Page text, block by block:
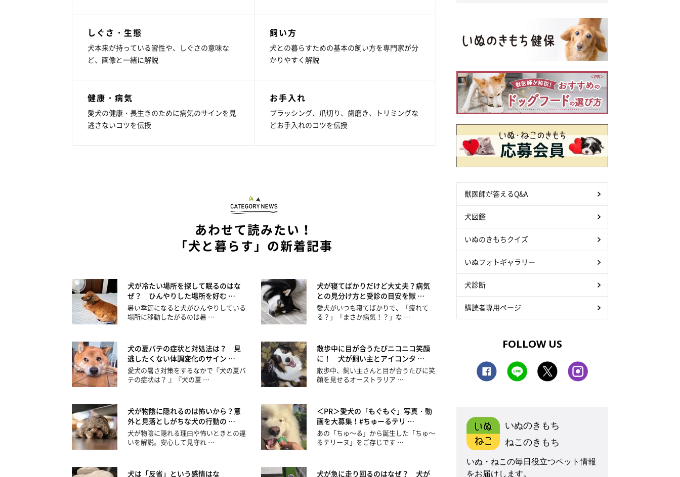
しぐさ・生態
犬本来が持っている習性や、しぐさの意味な
ど、画像と一緒に解説
飼い方
犬との暮らすための基本の飼い方を専門家が分
かりやすく解説
健康・病気
愛犬の健康・長生きのために病気のサインを見
逃さないコツを伝授
お手入れ
ブラッシング、爪切り、歯磨き、トリミングな
どお手入れのコツを伝授
あわせて読みたい！
「犬と暮らす」の新着記事
犬が冷たい場所を探して眠るのはな
ぜ？ ひんやりした場所を好む …
暑い季節になると犬がひんやりしている
場所に移動したがるのは暑 …
犬が寝てばかりだけど大丈夫？病気
との見分け方と受診の目安を獣 …
愛犬がいつも寝てばかりで、「疲れて
る？」「まさか病気！？」な …
犬の夏バテの症状と対処法は？ 見
逃したくない体調変化のサイン …
愛犬の暑さ対策をするなかで『犬の夏バ
テの症状は？ 』『犬の夏 …
散歩中に目が合うたびニコニコ笑顔
に！ 犬が飼い主とアイコンタ …
散歩中、飼い主さんと目が合うたびに笑
顔を見せるオーストラリア …
犬が物陰に隠れるのは怖いから？意
外と見落としがちな犬の行動の …
犬が物陰に隠れる理由や怖いときとの違
いを解説。安心して見守れ …
＜PR＞愛犬の「もぐもぐ」写真・動
画を大募集！#ちゅーるテリ …
あの「ちゅ～る」から誕生した「ちゅ～
るテリーヌ」をご存じです …
犬は「反省」という感情はな 犬が急に走り回るのはなぜ？ 犬が
獣医師が答えるQ&A
犬図鑑
いぬのきもちクイズ
いぬフォトギャラリー
犬診断
購読者専用ページ
FOLLOW US
いぬのきもち
ねこのきもち
いぬ・ねこの毎日役立つペット情報
をお届けします。